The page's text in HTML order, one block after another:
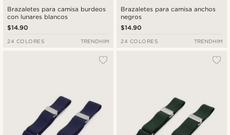
Brazaletes para camisa burdeos
con lunares blancos
$14.90
24 COLORES TRENDHIM
Brazaletes para camisa anchos
negros
$14.90
24 COLORES TRENDHIM